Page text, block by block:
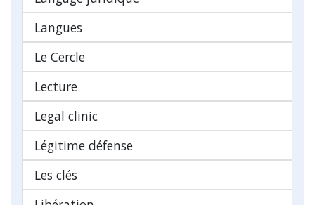
Langues
Le Cercle
Lecture
Legal clinic
Légitime défense
Les clés